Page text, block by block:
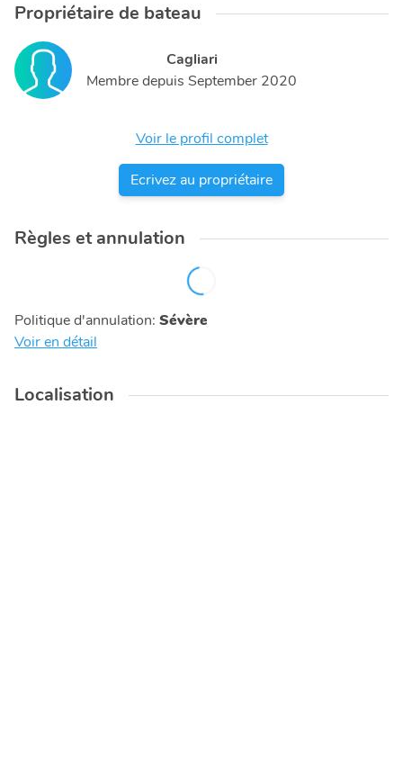
Propriétaire de bateau
Cagliari
Membre depuis September 2020
Voir le profil complet
Ecrivez au propriétaire
Règles et annulation
Politique d'annulation: Sévère
Voir en détail
Localisation